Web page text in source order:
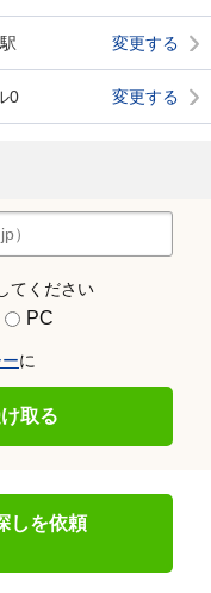
変更する
0 変更する
てください
PC
に
取る
しを依頼